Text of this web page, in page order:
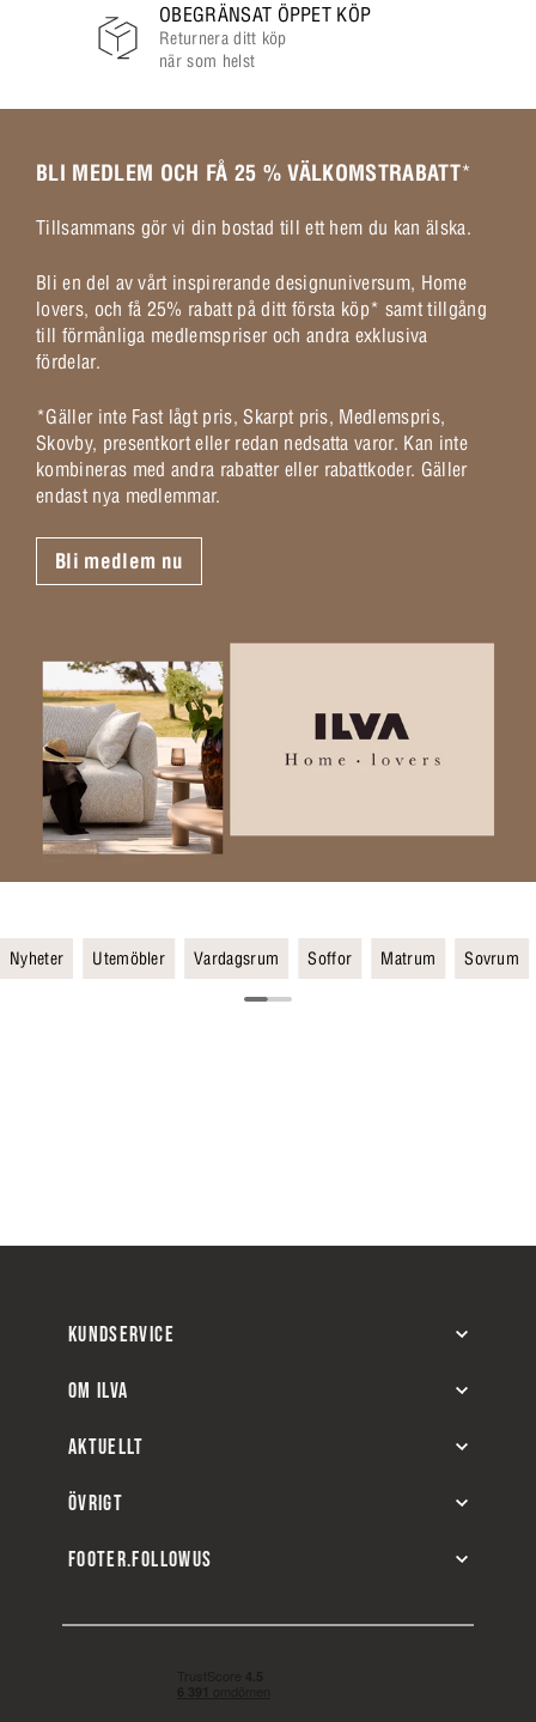
OBEGRÄNSAT ÖPPET KÖP
Returnera ditt köp
när som helst
BLI MEDLEM OCH FÅ 25 % VÄLKOMSTRABATT*
Tillsammans gör vi din bostad till ett hem du kan älska.
Bli en del av vårt inspirerande designuniversum, Home
lovers, och få 25% rabatt på ditt första köp* samt tillgång
till förmånliga medlemspriser och andra exklusiva
fördelar.
*Gäller inte Fast lågt pris, Skarpt pris, Medlemspris,
Skovby, presentkort eller redan nedsatta varor. Kan inte
kombineras med andra rabatter eller rabattkoder. Gäller
endast nya medlemmar.
Bli medlem nu
Nyheter Utemöbler Vardagsrum Soffor Matrum Sovrum
KUNDSERVICE
OM ILVA
AKTUELLT
ÖVRIGT
FOOTER.FOLLOWUS